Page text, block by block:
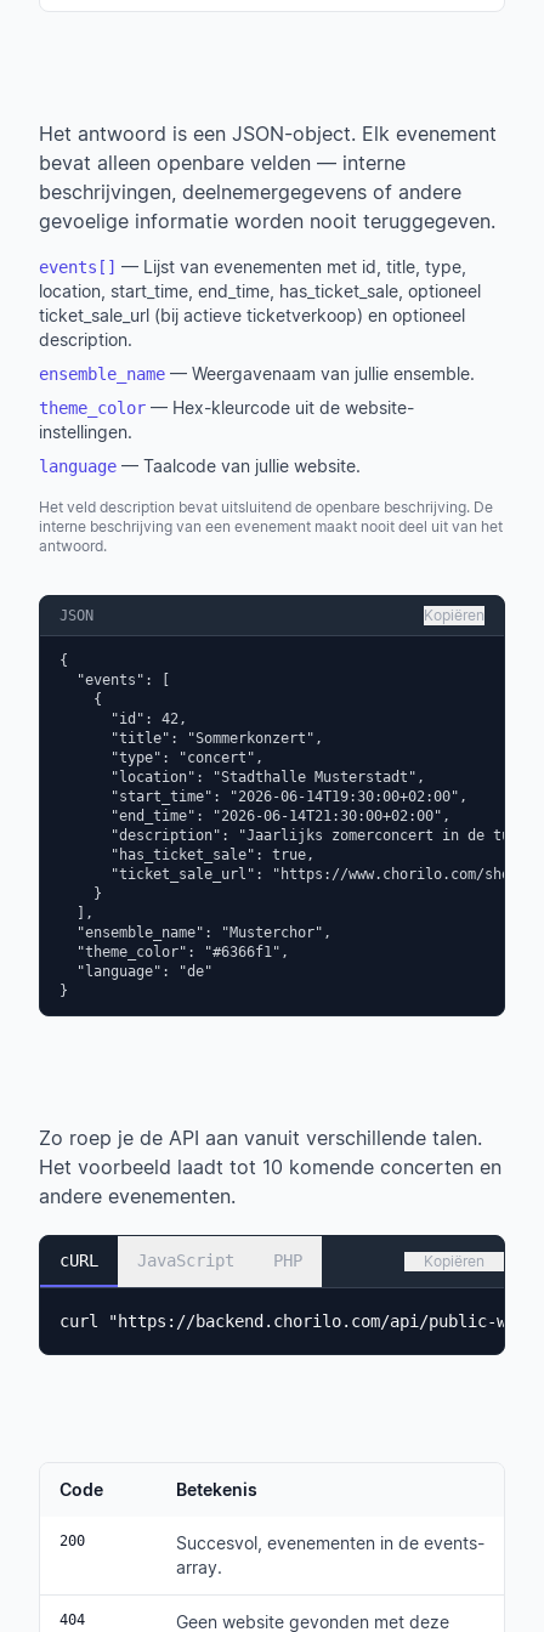
Het antwoord is een JSON-object. Elk evenement
bevat alleen openbare velden — interne
beschrijvingen, deelnemergegevens of andere
gevoelige informatie worden nooit teruggegeven.
events[] — Lijst van evenementen met id, title, type,
location, start_time, end_time, has_ticket_sale, optioneel
ticket_sale_url (bij actieve ticketverkoop) en optioneel
description.
ensemble_name — Weergavenaam van jullie ensemble.
theme_color — Hex-kleurcode uit de website-
instellingen.
language — Taalcode van jullie website.
Het veld description bevat uitsluitend de openbare beschrijving. De
interne beschrijving van een evenement maakt nooit deel uit van het
antwoord.
JSON Kopiëren
{
  "events": [
    {
      "id": 42,
      "title": "Sommerkonzert",
      "type": "concert",
      "location": "Stadthalle Musterstadt",
      "start_time": "2026-06-14T19:30:00+02:00",
      "end_time": "2026-06-14T21:30:00+02:00",
"description": "Jaarlijks zomerconcert in de tuin
      "has_ticket_sale": true,
"ticket_sale_url": "https://www.chorilo.com/shop/
    }
  ],
  "ensemble_name": "Musterchor",
  "theme_color": "#6366f1",
  "language": "de"
}
Zo roep je de API aan vanuit verschillende talen.
Het voorbeeld laadt tot 10 komende concerten en
andere evenementen.
cURL JavaScript PHP Kopiëren
curl "https://backend.chorilo.com/api/public-
Code Betekenis
200
Succesvol, evenementen in de events-
array.
404 Geen website gevonden met deze